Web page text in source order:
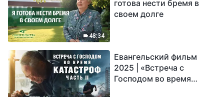
48:34
готова нести бремя в
своем долге
Евангельский фильм
2025 | «Встреча с
Господом во время